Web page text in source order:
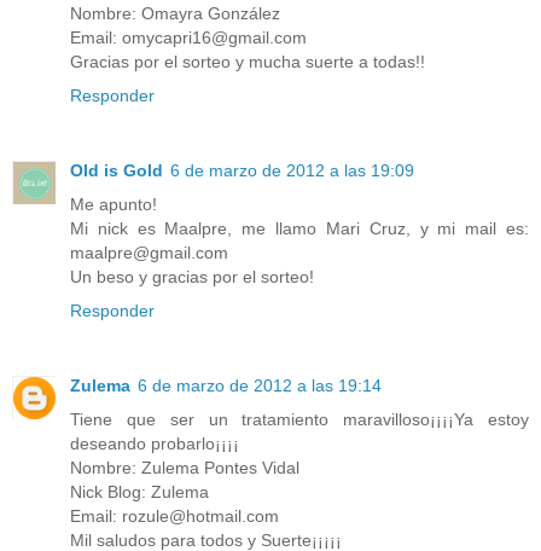
Nombre: Omayra González
Email: omycapri16@gmail.com
Gracias por el sorteo y mucha suerte a todas!!
Responder
Old is Gold 6 de marzo de 2012 a las 19:09
Me apunto!
Mi nick es Maalpre, me llamo Mari Cruz, y mi mail es:
maalpre@gmail.com
Un beso y gracias por el sorteo!
Responder
Zulema 6 de marzo de 2012 a las 19:14
Tiene que ser un tratamiento maravilloso¡¡¡¡Ya estoy
deseando probarlo¡¡¡¡
Nombre: Zulema Pontes Vidal
Nick Blog: Zulema
Email: rozule@hotmail.com
Mil saludos para todos y Suerte¡¡¡¡¡